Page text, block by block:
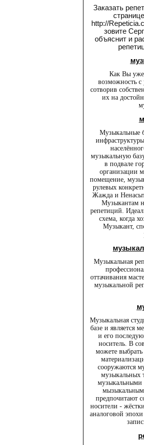
Заказать
http://
зовите
объяснит и
Как Вы уже
возможность с
сотворив
их на
Музыкальные
музыкальную
в подвале
организации
помещение,
рулевых
Жажда и
Музыкантам
репетиций.
схема, когда
Музыкант,
Музыкальная
оттачивания
музыкальной
Музыкальная
базе и является
и его
носитель. В
можете
сооружаются
музыкальных
музыкальными
предпочитают
носители -
аналоговой